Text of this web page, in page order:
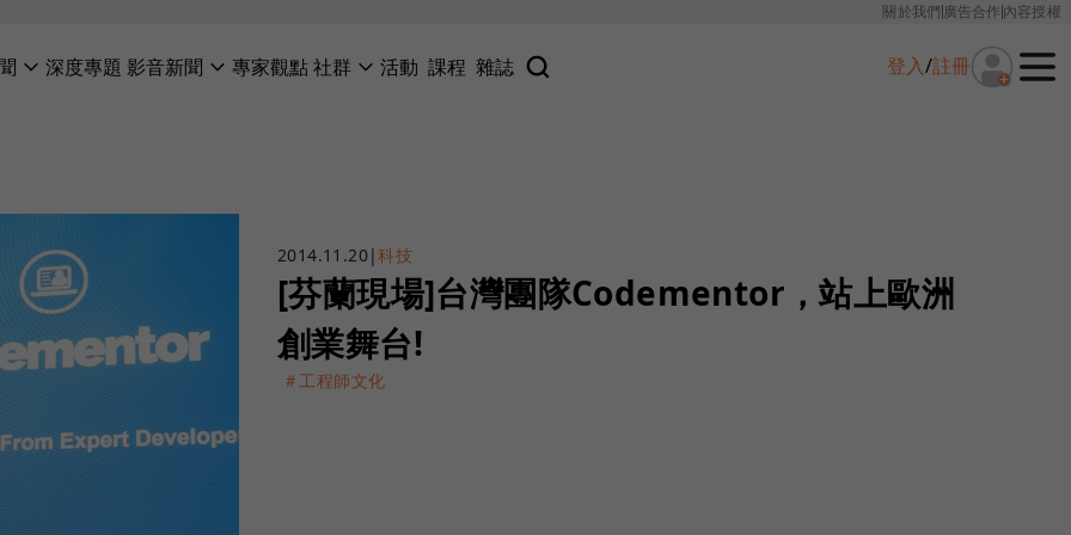
關於我們廣告合作內容授權
深度專題 影音新聞 專家觀點社群 活動 課程 雜誌 登入/註冊
2014.11.20|科技
[芬蘭現場]台灣團隊Codementor，站上歐洲
創業舞台!
＃工程師文化